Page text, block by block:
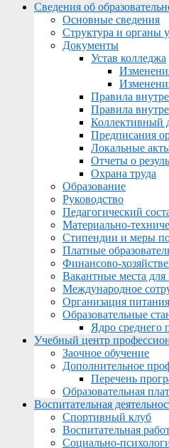
Menu
Сведения об
Основные сведения
Структура и органы
Документы
Устав колледжа
Правила
Правила
Коллективный
Предписания
Локальные
Отчеты о
Охрана труда
Образование
Руководство
Педагогический
Материально-
Стипендии и меры
Платные
Финансово-
Вакантные места
Международное
Организация питания
Образовательные
Ядро среднего
Учебный центр
Заочное обучение
Дополнительное
Перечень
Образовательная
Воспитательная
Спортивный клуб
Воспитательная
Социально-